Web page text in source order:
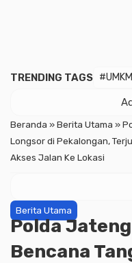
TRENDING TAGS #UMKM
Beranda »Berita Utama »
Longsor di Pekalongan,
Akses Jalan Ke Lokasi
Berita Utama
Polda
Bencana